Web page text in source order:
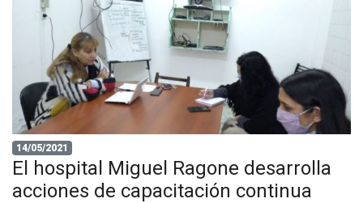
14/05/2021
El hospital Miguel Ragone desarrolla
acciones de capacitación continua